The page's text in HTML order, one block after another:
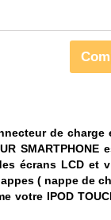
de charge
écrans LCD et
( nappe de
votre IPOD